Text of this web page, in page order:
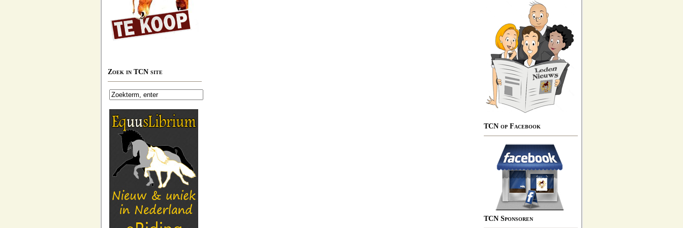
Zoek in TCN site
TCN op Facebook
TCN Sponsoren